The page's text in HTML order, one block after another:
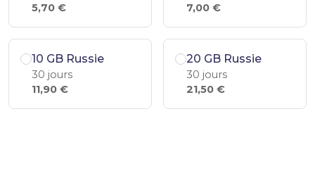
5,70 €
7,00 €
10 GB Russie
30 jours
11,90 €
20 GB Russie
30 jours
21,50 €